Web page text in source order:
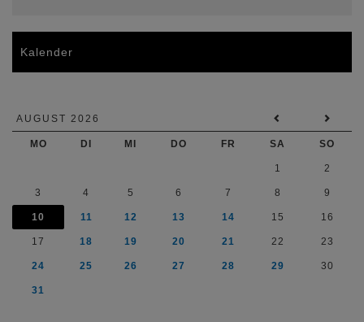
Kalender
AUGUST 2026
MO DI MI DO FR SA SO
1 2
3 4 5 6 7 8 9
10 11 12 13 14 15 16
17 18 19 20 21 22 23
24 25 26 27 28 29 30
31